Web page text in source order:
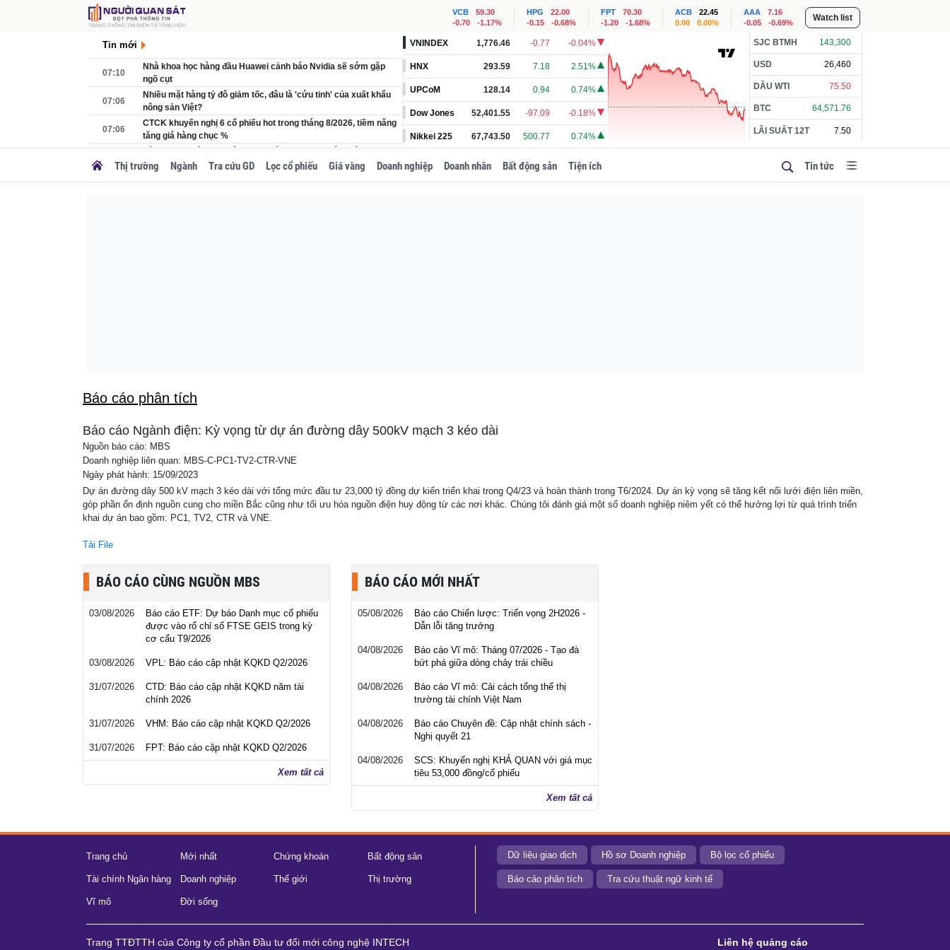
VCB
59.30
-0.70
-1.17%
HPG
22.00
-0.15
-0.68%
FPT
70.30
-1.20
-1.68%
ACB
22.45
0.00
0.00%
AAA
7.16
-0.05
-0.69% Watch list
Tin mới
Nhà khoa học hàng đầu Huawei cảnh báo Nvidia sẽ sớm gặp
ngõ cụt
07:10
Nhiều mặt hàng tỷ đô giảm tốc, đâu là 'cứu tinh' của xuất khẩu
nông sản Việt?
07:06
CTCK khuyến nghị 6 cổ phiếu hot trong tháng 8/2026, tiềm năng
tăng giá hàng chục %
07:06
Láng giềng Việt Nam xây tuyến cáp treo chở khách dài gần 1km
xuyên biên giới, rút ngắn thời gian di chuyển còn 6 - 8 phút
Xe điện giá 7 tỷ đồng đến từ Trung Quốc thách thức Rolls-
VNINDEX 1,776.46 -0.77 -0.04%
HNX 293.59 7.18 2.51%
UPCoM 128.14 0.94 0.74%
Dow Jones 52,401.55 -97.09 -0.18%
Nikkei 225 67,743.50 500.77 0.74%
SJC BTMH 143,300
USD 26,460
DẦU WTI 75.50
BTC 64,571.76
LÃI SUẤT 12T 7.50
Thị trường Ngành Tra cứu GD Lọc cổ phiếu Giá vàng Doanh nghiệp Doanh nhân Bất động sản Tiện ích Tin tức
Báo cáo phân tích
Báo cáo Ngành điện: Kỳ vọng từ dự án đường dây 500kV mạch 3 kéo dài
Nguồn báo cáo: MBS
Doanh nghiệp liên quan: MBS-C-PC1-TV2-CTR-VNE
Ngày phát hành: 15/09/2023
Dự án đường dây 500 kV mạch 3 kéo dài với tổng mức đầu tư 23,000 tỷ đồng dự kiến triển khai trong Q4/23 và hoàn thành trong T6/2024. Dự án kỳ vọng sẽ tăng kết nối lưới điện liên miền,
góp phần ổn định nguồn cung cho miền Bắc cũng như tối ưu hóa nguồn điện huy động từ các nơi khác. Chúng tôi đánh giá một số doanh nghiệp niêm yết có thể hưởng lợi từ quá trình triển
khai dự án bao gồm: PC1, TV2, CTR và VNE.
Tải File
BÁO CÁO CÙNG NGUỒN MBS
03/08/2026
Báo cáo ETF: Dự báo Danh mục cổ phiếu
được vào rổ chỉ số FTSE GEIS trong kỳ
cơ cấu T9/2026
03/08/2026 VPL: Báo cáo cập nhật KQKD Q2/2026
31/07/2026
CTD: Báo cáo cập nhật KQKD năm tài
chính 2026
31/07/2026 VHM: Báo cáo cập nhật KQKD Q2/2026
31/07/2026 FPT: Báo cáo cập nhật KQKD Q2/2026
Xem tất cả
BÁO CÁO MỚI NHẤT
05/08/2026
Báo cáo Chiến lược: Triển vọng 2H2026 -
Dẫn lỗi tăng trưởng
04/08/2026
Báo cáo Vĩ mô: Tháng 07/2026 - Tạo đà
bứt phá giữa dòng chảy trái chiều
04/08/2026
Báo cáo Vĩ mô: Cải cách tổng thể thị
trường tài chính Việt Nam
04/08/2026
Báo cáo Chuyên đề: Cập nhật chính sách -
Nghị quyết 21
04/08/2026
SCS: Khuyến nghị KHẢ QUAN với giá mục
tiêu 53,000 đồng/cổ phiếu
Xem tất cả
Dữ liệu giao dịch Hồ sơ Doanh nghiệp Bộ lọc cổ phiếu
Báo cáo phân tích Tra cứu thuật ngữ kinh tế
Trang chủ Mới nhất Chứng khoán Bất động sản
Tài chính Ngân hàng Doanh nghiệp Thế giới Thị trường
Vĩ mô Đời sống
Trang TTĐTTH của Công ty cổ phần Đầu tư đổi mới công nghệ INTECH Liên hệ quảng cáo